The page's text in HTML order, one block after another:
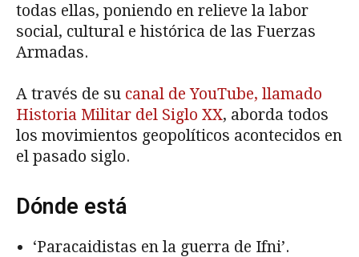
todas ellas, poniendo en relieve la labor
social, cultural e histórica de las Fuerzas
Armadas.
A través de su canal de YouTube, llamado
Historia Militar del Siglo XX, aborda todos
los movimientos geopolíticos acontecidos en
el pasado siglo.
Dónde está
‘Paracaidistas en la guerra de Ifni’.